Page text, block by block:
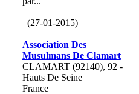
(27-01-2015)
Association Des
Musulmans De Clamart
CLAMART (92140), 92 -
Hauts De Seine
France